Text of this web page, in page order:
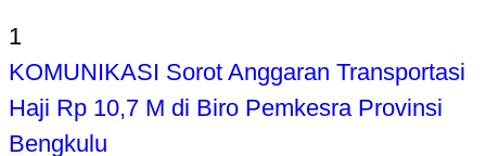
1
KOMUNIKASI Sorot Anggaran Transportasi
Haji Rp 10,7 M di Biro Pemkesra Provinsi
Bengkulu